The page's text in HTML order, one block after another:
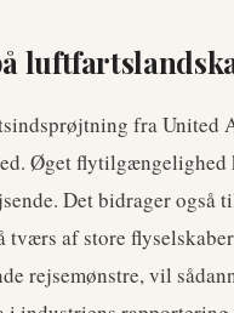
fra United
Øget
Det bidrager også
tværs af store
rejsemønstre, vil